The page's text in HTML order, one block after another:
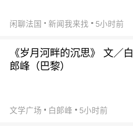
闲聊法国 新闻我来找 5小时前
《岁月河畔的沉思》 文／白
郎峰（巴黎）
文学广场 白郞峰 5小时前